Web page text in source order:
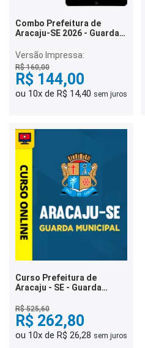
Combo Prefeitura de
Aracaju-SE 2026 - Guarda
Versão Impressa:
R$ 160,00
R$ 144,00
ou 10x de R$ 14,40 sem juros
Curso Prefeitura de
Aracaju - SE - Guarda
R$ 525,60
R$ 262,80
ou 10x de R$ 26,28 sem juros